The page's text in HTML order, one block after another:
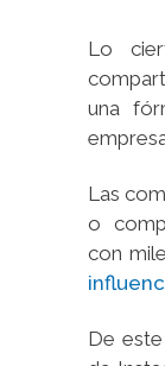
Lo
una
Las
o
con
De